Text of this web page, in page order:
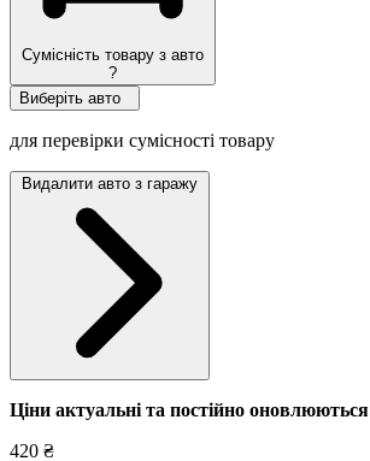
Сумісність товару з авто
?
Виберіть авто
для перевірки сумісності товару
Видалити авто з гаражу
Ціни актуальні та постійно оновлюються
420 ₴